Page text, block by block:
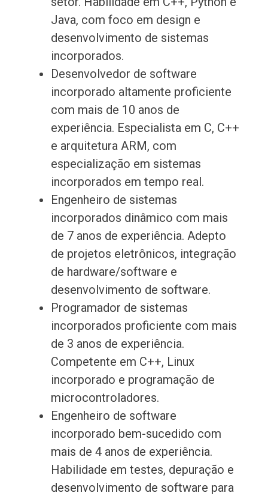
Java, com foco em design e
desenvolvimento de sistemas
incorporados.
Desenvolvedor de software
incorporado altamente proficiente
com mais de 10 anos de
experiência. Especialista em C, C++
e arquitetura ARM, com
especialização em sistemas
incorporados em tempo real.
Engenheiro de sistemas
incorporados dinâmico com mais
de 7 anos de experiência. Adepto
de projetos eletrônicos, integração
de hardware/software e
desenvolvimento de software.
Programador de sistemas
incorporados proficiente com mais
de 3 anos de experiência.
Competente em C++, Linux
incorporado e programação de
microcontroladores.
Engenheiro de software
incorporado bem-sucedido com
mais de 4 anos de experiência.
Habilidade em testes, depuração e
desenvolvimento de software para